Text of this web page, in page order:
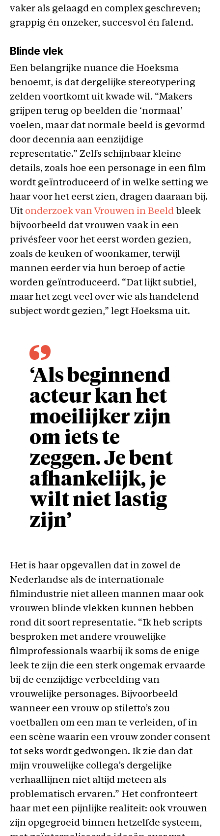
vaker als gelaagd en complex geschreven;
grappig én onzeker, succesvol én falend.
Blinde vlek
Een belangrijke nuance die Hoeksma
benoemt, is dat dergelijke stereotypering
zelden voortkomt uit kwade wil. “Makers
grijpen terug op beelden die ‘normaal’
voelen, maar dat normale beeld is gevormd
door decennia aan eenzijdige
representatie.” Zelfs schijnbaar kleine
details, zoals hoe een personage in een film
wordt geïntroduceerd of in welke setting we
haar voor het eerst zien, dragen daaraan bij.
Uit onderzoek van Vrouwen in Beeld bleek
bijvoorbeeld dat vrouwen vaak in een
privésfeer voor het eerst worden gezien,
zoals de keuken of woonkamer, terwijl
mannen eerder via hun beroep of actie
worden geïntroduceerd. “Dat lijkt subtiel,
maar het zegt veel over wie als handelend
subject wordt gezien,” legt Hoeksma uit.
‘Als beginnend
acteur kan het
moeilijker zijn
om iets te
zeggen. Je bent
afhankelijk, je
wilt niet lastig
zijn’
Het is haar opgevallen dat in zowel de
Nederlandse als de internationale
filmindustrie niet alleen mannen maar ook
vrouwen blinde vlekken kunnen hebben
rond dit soort representatie. “Ik heb scripts
besproken met andere vrouwelijke
filmprofessionals waarbij ik soms de enige
leek te zijn die een sterk ongemak ervaarde
bij de eenzijdige verbeelding van
vrouwelijke personages. Bijvoorbeeld
wanneer een vrouw op stiletto’s zou
voetballen om een man te verleiden, of in
een scène waarin een vrouw zonder consent
tot seks wordt gedwongen. Ik zie dan dat
mijn vrouwelijke collega’s dergelijke
verhaallijnen niet altijd meteen als
problematisch ervaren.” Het confronteert
haar met een pijnlijke realiteit: ook vrouwen
zijn opgegroeid binnen hetzelfde systeem,